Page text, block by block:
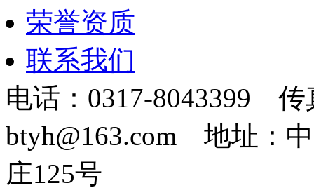
荣誉资质
联系我们
电话：0317-8043399
btyh@163.com 地址：
庄125号